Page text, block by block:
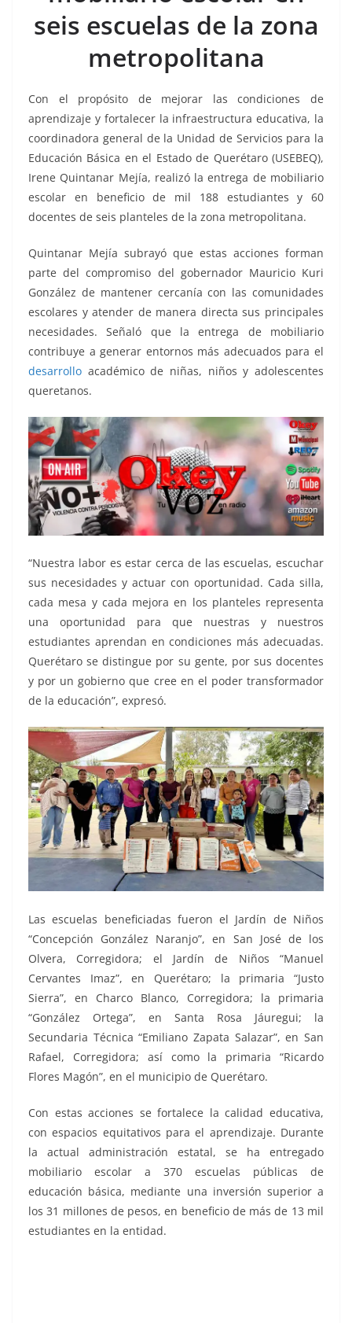
o p k
seis escuelas de la zona
metropolitana
Con el propósito de mejorar las condiciones de
aprendizaje y fortalecer la infraestructura educativa, la
coordinadora general de la Unidad de Servicios para la
Educación Básica en el Estado de Querétaro (USEBEQ),
Irene Quintanar Mejía, realizó la entrega de mobiliario
escolar en beneficio de mil 188 estudiantes y 60
docentes de seis planteles de la zona metropolitana.
Quintanar Mejía subrayó que estas acciones forman
parte del compromiso del gobernador Mauricio Kuri
González de mantener cercanía con las comunidades
escolares y atender de manera directa sus principales
necesidades. Señaló que la entrega de mobiliario
contribuye a generar entornos más adecuados para el
desarrollo académico de niñas, niños y adolescentes
queretanos.
“Nuestra labor es estar cerca de las escuelas, escuchar
sus necesidades y actuar con oportunidad. Cada silla,
cada mesa y cada mejora en los planteles representa
una oportunidad para que nuestras y nuestros
estudiantes aprendan en condiciones más adecuadas.
Querétaro se distingue por su gente, por sus docentes
y por un gobierno que cree en el poder transformador
de la educación”, expresó.
Las escuelas beneficiadas fueron el Jardín de Niños
“Concepción González Naranjo”, en San José de los
Olvera, Corregidora; el Jardín de Niños “Manuel
Cervantes Imaz”, en Querétaro; la primaria “Justo
Sierra”, en Charco Blanco, Corregidora; la primaria
“González Ortega”, en Santa Rosa Jáuregui; la
Secundaria Técnica “Emiliano Zapata Salazar”, en San
Rafael, Corregidora; así como la primaria “Ricardo
Flores Magón”, en el municipio de Querétaro.
Con estas acciones se fortalece la calidad educativa,
con espacios equitativos para el aprendizaje. Durante
la actual administración estatal, se ha entregado
mobiliario escolar a 370 escuelas públicas de
educación básica, mediante una inversión superior a
los 31 millones de pesos, en beneficio de más de 13 mil
estudiantes en la entidad.